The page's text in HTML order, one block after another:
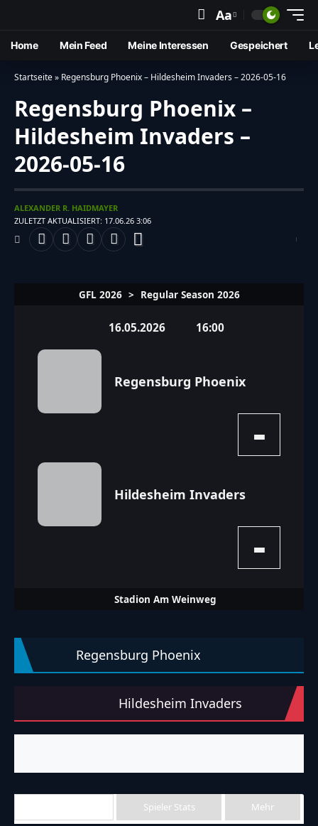
Aa
Home Mein Feed Meine Interessen Gespeichert
Startseite» Regensburg Phoenix – Hildesheim Invaders – 2026-05-16
Regensburg Phoenix –
Hildesheim Invaders –
2026-05-16
ZULETZT AKTUALISIERT: 17.06.26 3:06
ALEXANDER R. HAIDMAYER
GFL 2026 > Regular Season 2026
16.05.2026 16:00
Regensburg Phoenix
-
Hildesheim Invaders
-
Stadion Am Weinweg
Regensburg Phoenix
Hildesheim Invaders
Team Stats Spieler Stats Mehr